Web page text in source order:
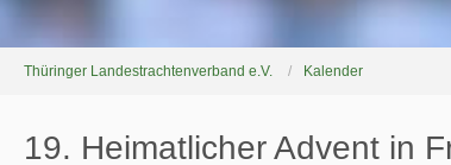
Thüringer Landestrachtenverband e.V. Kalender
19. Heimatlicher Advent in